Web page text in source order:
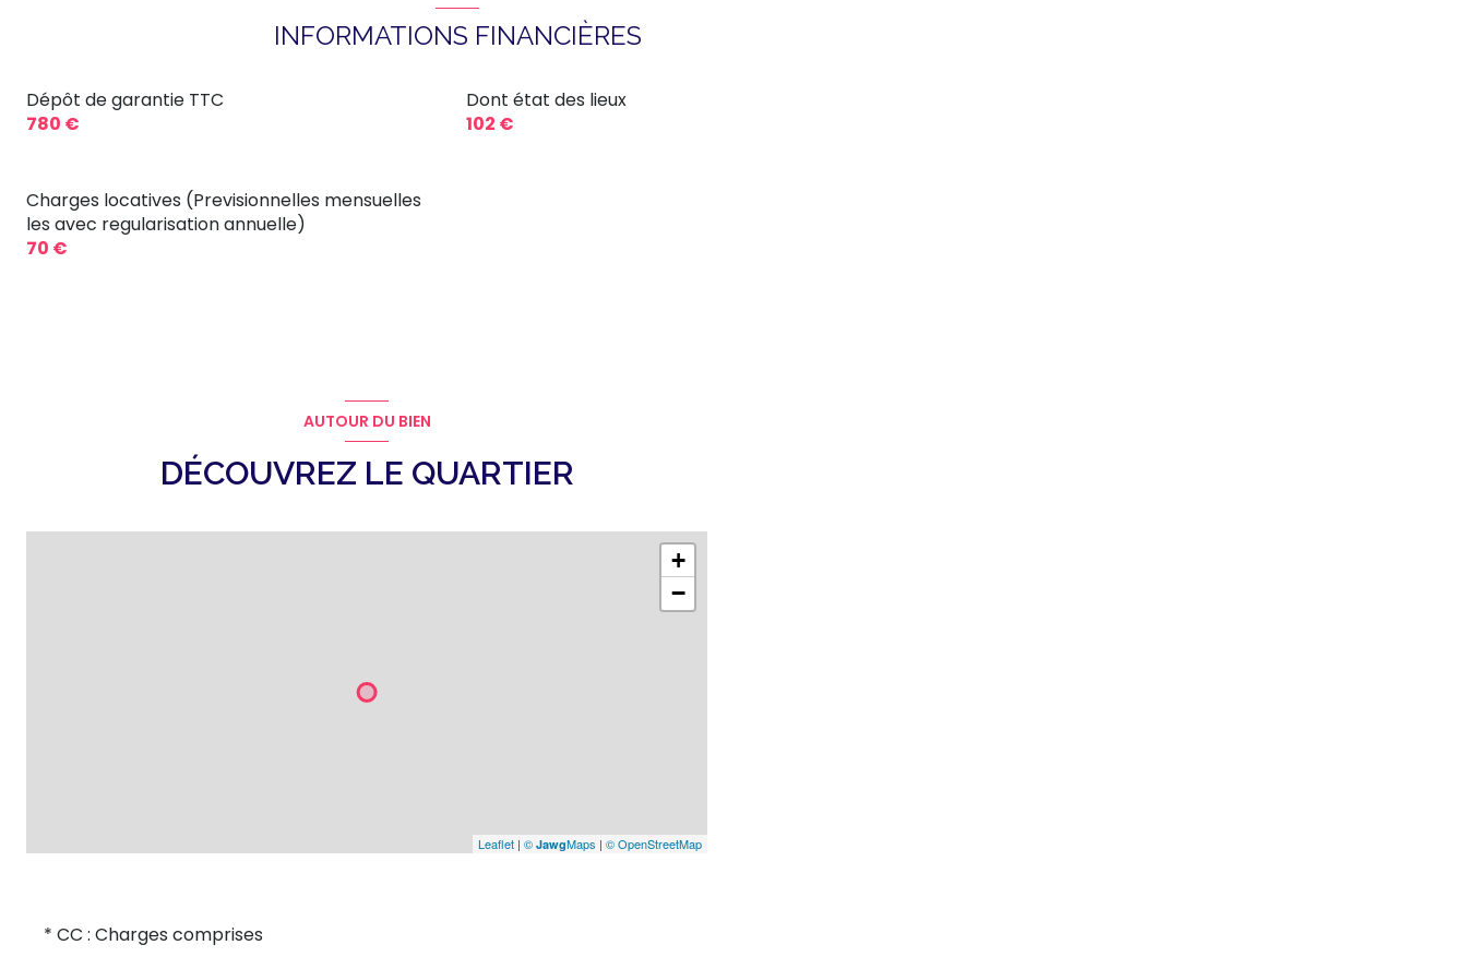
INFORMATIONS FINANCIÈRES
Dont état des lieux
102 €
Dépôt de garantie TTC
780 €
Charges locatives (Previsionnelles mensuelles
les avec regularisation annuelle)
70 €
AUTOUR DU BIEN
DÉCOUVREZ LE QUARTIER
+
−
Leaflet | © JawgMaps | © OpenStreetMap
* CC : Charges comprises